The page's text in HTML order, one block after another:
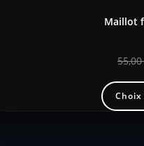
Maillot
55,00